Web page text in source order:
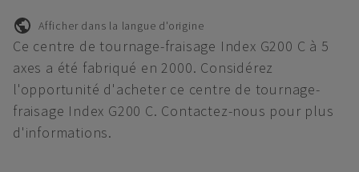
Afficher dans la langue d'origine
Ce centre de tournage-fraisage Index G200 C à 5
axes a été fabriqué en 2000. Considérez
l'opportunité d'acheter ce centre de tournage-
fraisage Index G200 C. Contactez-nous pour plus
d'informations.